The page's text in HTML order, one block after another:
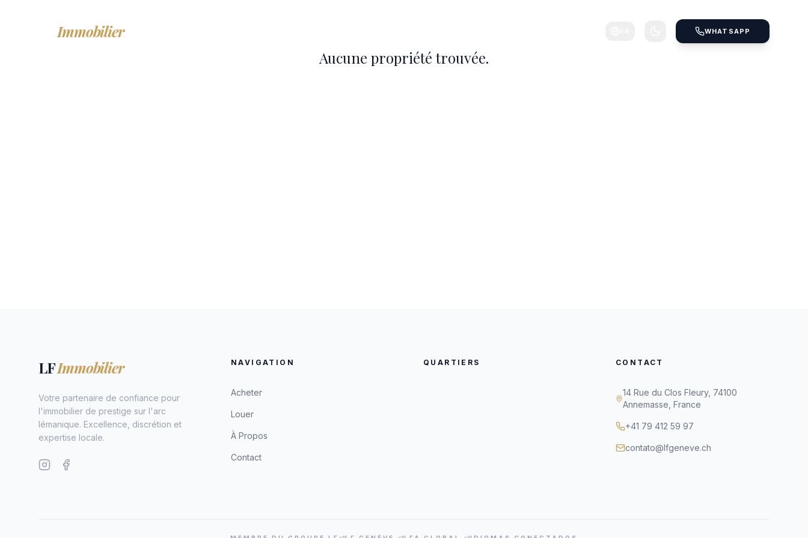
Immobilier WHATSAPP
Aucune propriété trouvée.
LFImmobilier
Votre partenaire de confiance pour
l'immobilier de prestige sur l'arc
lémanique. Excellence, discrétion et
expertise locale.
NAVIGATION
Acheter
Louer
À Propos
Contact
QUARTIERS CONTACT
14 Rue du Clos Fleury, 74100
Annemasse, France
+41 79 412 59 97
contato@lfgeneve.ch